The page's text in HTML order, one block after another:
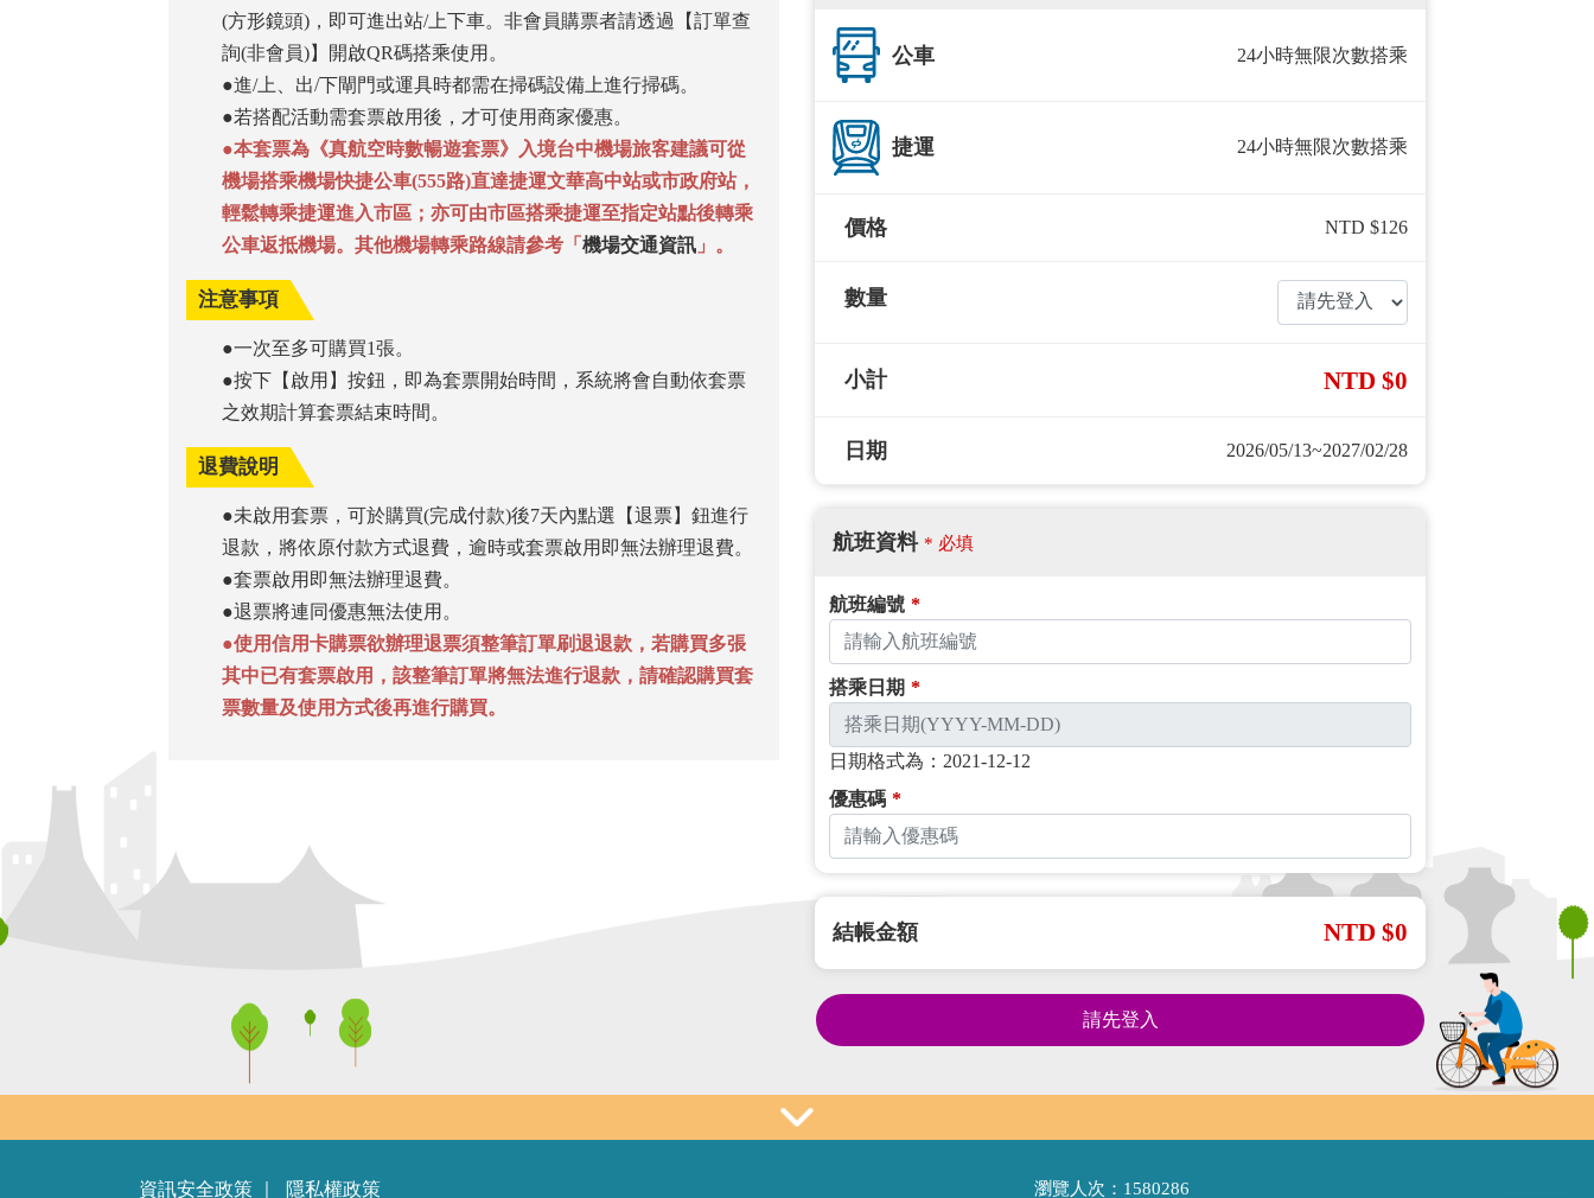
(方形鏡頭)，即可進出站/上下車。非會員購票者請透過【訂單查
詢(非會員)】開啟QR碼搭乘使用。
●進/上、出/下閘門或運具時都需在掃碼設備上進行掃碼。
●若搭配活動需套票啟用後，才可使用商家優惠。
●本套票為《真航空時數暢遊套票》入境台中機場旅客建議可從
機場搭乘機場快捷公車(555路)直達捷運文華高中站或市政府站，
輕鬆轉乘捷運進入市區；亦可由市區搭乘捷運至指定站點後轉乘
公車返抵機場。其他機場轉乘路線請參考「 機場交通資訊 」。
注意事項
●一次至多可購買1張。
●按下【啟用】按鈕，即為套票開始時間，系統將會自動依套票
之效期計算套票結束時間。
退費說明
●未啟用套票，可於購買(完成付款)後7天內點選【退票】鈕進行
退款，將依原付款方式退費，逾時或套票啟用即無法辦理退費。
●套票啟用即無法辦理退費。
●退票將連同優惠無法使用。
●使用信用卡購票欲辦理退票須整筆訂單刷退退款，若購買多張
其中已有套票啟用，該整筆訂單將無法進行退款，請確認購買套
票數量及使用方式後再進行購買。
公車 24小時無限次數搭乘
捷運 24小時無限次數搭乘
價格 NTD $126
數量
小計 NTD $0
日期 2026/05/13~2027/02/28
航班資料 * 必填
航班編號 *
搭乘日期 *
日期格式為：2021-12-12
優惠碼 *
結帳金額 NTD $0
請先登入
資訊安全政策 隱私權政策 瀏覽人次：1580286